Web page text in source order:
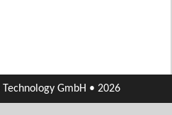
GmbH • 2026